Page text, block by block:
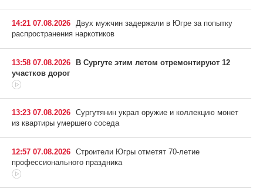
14:21 07.08.2026 Двух мужчин задержали в Югре за попытку
распространения наркотиков
13:58 07.08.2026
В Сургуте этим летом отремонтируют 12
участков дорог
13:23 07.08.2026 Сургутянин украл оружие и коллекцию монет
из квартиры умершего соседа
12:57 07.08.2026 Строители Югры отметят 70-летие
профессионального праздника